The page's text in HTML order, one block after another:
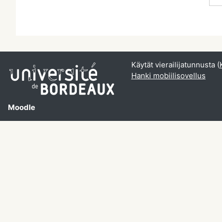
Moodle
Käytät vierailijatunnusta (
Hanki mobiilisovellus